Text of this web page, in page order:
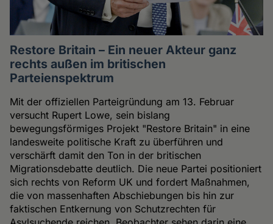
Restore Britain – Ein neuer Akteur ganz
rechts außen im britischen
Parteienspektrum
Mit der offiziellen Parteigründung am 13. Februar
versucht Rupert Lowe, sein bislang
bewegungsförmiges Projekt "Restore Britain" in eine
landesweite politische Kraft zu überführen und
verschärft damit den Ton in der britischen
Migrationsdebatte deutlich. Die neue Partei positioniert
sich rechts von Reform UK und fordert Maßnahmen,
die von massenhaften Abschiebungen bis hin zur
faktischen Entkernung von Schutzrechten für